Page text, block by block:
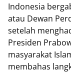
Indonesia
atau Dewan
setelah
Presiden
masyarakat
membahas